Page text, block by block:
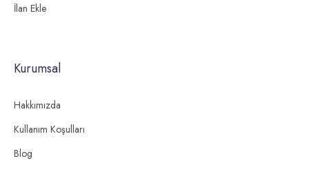
İlan Ekle
Kurumsal
Hakkımızda
Kullanım Koşulları
Blog